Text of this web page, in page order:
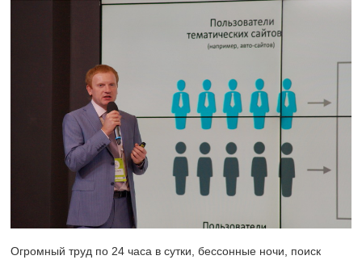
Огромный труд по 24 часа в сутки, бессонные ночи, поиск